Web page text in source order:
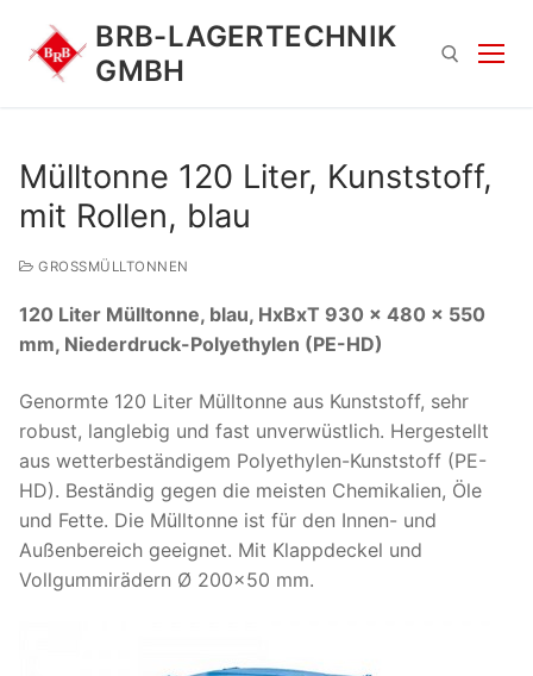
Inhalt
springen
BRB-LAGERTECHNIK
GMBH
nach:
Mülltonne 120 Liter, Kunststoff,
mit Rollen, blau
GROSSMÜLLTONNEN
120 Liter Mülltonne, blau, HxBxT 930 x 480 x 550
mm, Niederdruck-Polyethylen (PE-HD)
Genormte 120 Liter Mülltonne aus Kunststoff, sehr
robust, langlebig und fast unverwüstlich. Hergestellt
aus wetterbeständigem Polyethylen-Kunststoff (PE-
HD). Beständig gegen die meisten Chemikalien, Öle
und Fette. Die Mülltonne ist für den Innen- und
Außenbereich geeignet. Mit Klappdeckel und
Vollgummirädern Ø 200×50 mm.